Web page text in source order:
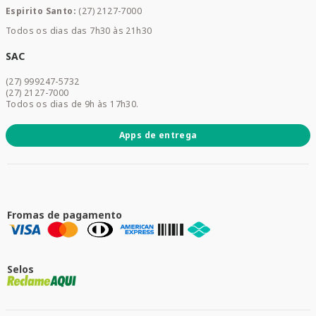
Mamães e Bebê
Dermocosméticos
Promoções
Espirito Santo: (27) 2127-7000
Todos os dias das 7h30 às 21h30
SAC
(27) 999247-5732
(27) 2127-7000
Todos os dias de 9h às 17h30.
Apps de entrega
Fromas de pagamento
Selos